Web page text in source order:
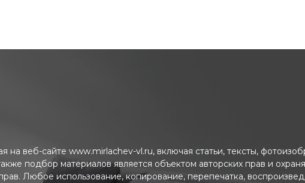
на веб-сайте www.mirlachev-vl.ru, включая статьи, тексты,
подбор материалов является объектом авторских прав и
Любое использование, копирование, перепечатка,